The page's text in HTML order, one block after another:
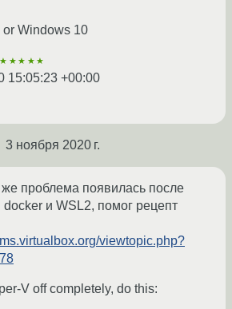
or Windows 10
★★★★★
15:05:23 +00:00
3 ноября 2020 г.
проблема появилась после
docker и WSL2, помог рецепт
viewtopic.php?
V off completely, do this: